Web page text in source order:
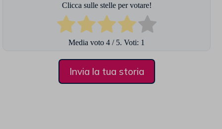
Clicca sulle stelle per votare!
Media voto4 / 5. Voti: 1
Invia la tua storia